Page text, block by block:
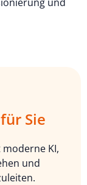
Sie
KI,
und